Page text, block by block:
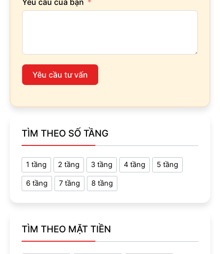
Yêu cầu tư vấn
TÌM THEO SỐ TẦNG
1 tầng 2 tầng 3 tầng 4 tầng 5 tầng
6 tầng 7 tầng 8 tầng
TÌM THEO MẶT TIỀN